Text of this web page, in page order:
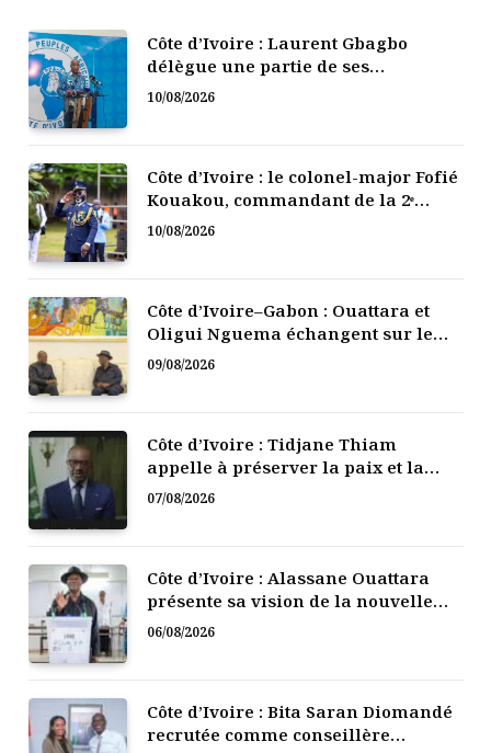
Côte d’Ivoire : Laurent Gbagbo
délègue une partie de ses
prérogatives à cinq responsables du
10/08/2026
Côte d’Ivoire : le colonel-major Fofié
Kouakou, commandant de la 2ᵉ
Région militaire, est décédé
10/08/2026
Côte d’Ivoire–Gabon : Ouattara et
Oligui Nguema échangent sur le
renforcement de la coopération
09/08/2026
Côte d’Ivoire : Tidjane Thiam
appelle à préserver la paix et la
cohésion nationale
07/08/2026
Côte d’Ivoire : Alassane Ouattara
présente sa vision de la nouvelle
gouvernance électorale
06/08/2026
Côte d’Ivoire : Bita Saran Diomandé
recrutée comme conseillère